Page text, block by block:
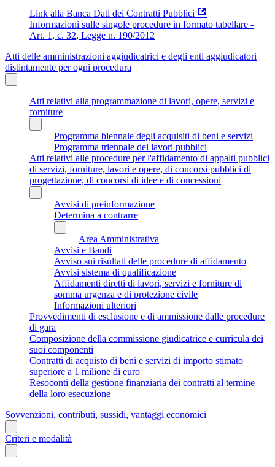
Link alla Banca Dati dei Contratti Pubblici
Informazioni sulle singole procedure in formato tabellare -
Art. 1, c. 32, Legge n. 190/2012
Atti delle amministrazioni aggiudicatrici e degli enti aggiudicatori
distintamente per ogni procedura
Atti relativi alla programmazione di lavori, opere, servizi e
forniture
Programma biennale degli acquisiti di beni e servizi
Programma triennale dei lavori pubblici
Atti relativi alle procedure per l'affidamento di appalti pubblici
di servizi, forniture, lavori e opere, di concorsi pubblici di
progettazione, di concorsi di idee e di concessioni
Avvisi di preinformazione
Determina a contrarre
Area Amministrativa
Avvisi e Bandi
Avviso sui risultati delle procedure di affidamento
Avvisi sistema di qualificazione
Affidamenti diretti di lavori, servizi e forniture di
somma urgenza e di protezione civile
Informazioni ulteriori
Provvedimenti di esclusione e di ammissione dalle procedure
di gara
Composizione della commissione giudicatrice e curricula dei
suoi componenti
Contratti di acquisto di beni e servizi di importo stimato
superiore a 1 milione di euro
Resoconti della gestione finanziaria dei contratti al termine
della loro esecuzione
Sovvenzioni, contributi, sussidi, vantaggi economici
Criteri e modalità